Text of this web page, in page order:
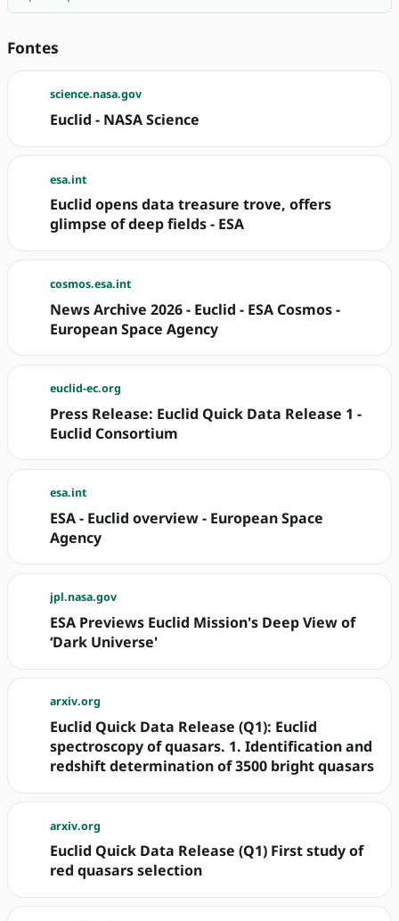
Fontes
science.nasa.gov
Euclid - NASA Science
esa.int
Euclid opens data treasure trove, offers
glimpse of deep fields - ESA
cosmos.esa.int
News Archive 2026 - Euclid - ESA Cosmos -
European Space Agency
euclid-ec.org
Press Release: Euclid Quick Data Release 1 -
Euclid Consortium
esa.int
ESA - Euclid overview - European Space
Agency
jpl.nasa.gov
ESA Previews Euclid Mission's Deep View of
‘Dark Universe'
arxiv.org
Euclid Quick Data Release (Q1): Euclid
spectroscopy of quasars. 1. Identification and
redshift determination of 3500 bright quasars
arxiv.org
Euclid Quick Data Release (Q1) First study of
red quasars selection